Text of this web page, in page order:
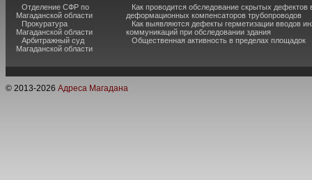
Отделение СФР по
Магаданской области
Прокуратура
Магаданской области
Арбитражный суд
Магаданской области
Как проводится обследование скрытых дефектов
деформационных компенсаторов трубопроводов
Как выявляются дефекты герметизации вводов
коммуникаций при обследовании здания
Общественная активность в пределах площадок
© 2013-2026 Адреса Магадана